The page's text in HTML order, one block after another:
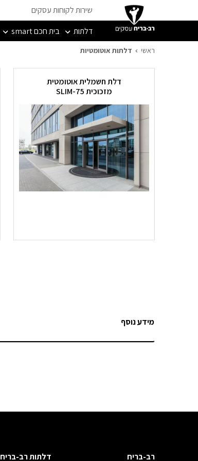
שירות לקוחות עסקים
דלתות
בית חכם smart
דלתות אוטומטיות
ראשי דלתות אוטומטיות
דלת חשמלית אוטומטית
מזכוכית SLIM-75
מידע נוסף
רב-בריח דלתות רב-בריח